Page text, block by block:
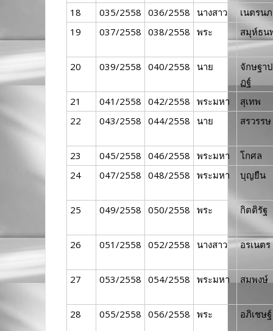
18 035/2558 036/2558 นางสาว
เนตรน
19
037/2558 038/2558 พระ สมุห์ธน
20 039/2558 040/2558 นาย
จักษฐา
ฏฐ์
21
041/2558 042/2558 พระมหา
สุเทพ
22
043/2558 044/2558 นาย สรวรรษ
23 045/2558 046/2558 พระมหา
โกศล
24
047/2558 048/2558 พระมหา บุญยืน
25 049/2558 050/2558 พระ กิตติรัฐ
26 051/2558 052/2558 นางสาว อรเนตร
27 053/2558 054/2558 พระมหา สมพงษ์
28 055/2558 056/2558 พระ อภิเชษฐ์